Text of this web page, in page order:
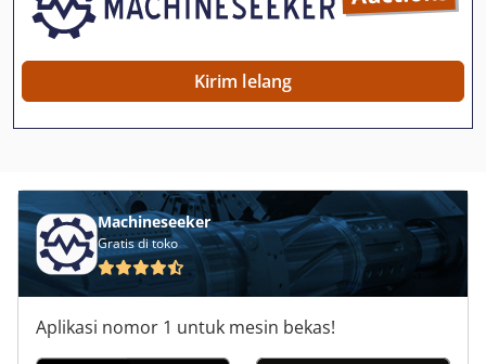
Isomat 4
Meja
Prisma
Schaffner
Scherer
Schleuniger
Kirim lelang
Machineseeker
Gratis di toko
Aplikasi nomor 1 untuk mesin bekas!